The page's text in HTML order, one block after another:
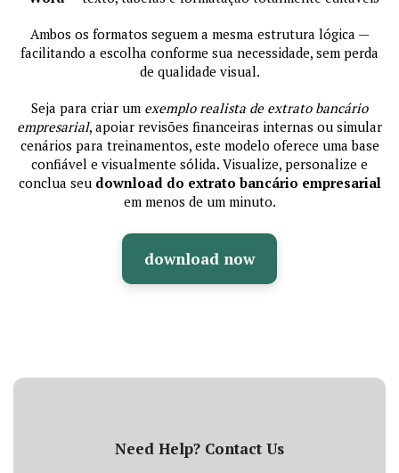
Ambos os formatos seguem a mesma estrutura lógica —
facilitando a escolha conforme sua necessidade, sem perda
de qualidade visual.
Seja para criar um exemplo realista de extrato bancário
empresarial, apoiar revisões financeiras internas ou simular
cenários para treinamentos, este modelo oferece uma base
confiável e visualmente sólida. Visualize, personalize e
conclua seu download do extrato bancário empresarial
em menos de um minuto.
download now
Need Help? Contact Us